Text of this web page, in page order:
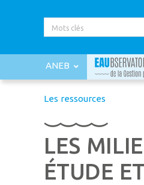
ANEB
Les ressources
LES
ÉTUDE